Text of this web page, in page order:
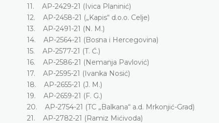
11. AP-2429-21 (Ivica Planinić)
12. AP-2458-21 („Kapis“ d.o.o. Celje)
13. AP-2491-21 (N. M.)
14. AP-2564-21 (Bosna i Hercegovina)
15. AP-2577-21 (T. Ć.)
16. AP-2586-21 (Nemanja Pavlović)
17. AP-2595-21 (Ivanka Nosić)
18. AP-2655-21 (J. M.)
19. AP-2659-21 (F. G.)
20. AP-2754-21 (TC „Balkana“ a.d. Mrkonjić-Grad)
21. AP-2782-21 (Ramiz Mićivoda)